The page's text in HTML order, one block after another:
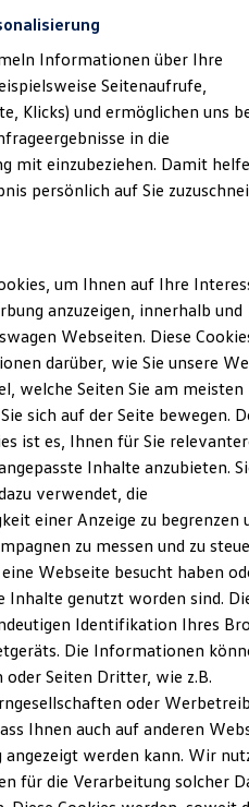
bei Volkswagen
ID. Modelle
Winter
6
und Updates
Ihrem ID.
Informationen über Ihre
Seitenaufrufe,
Klicks) und ermöglichen uns
in die
mit einzubeziehen. Damit
persönlich auf Sie
um Ihnen auf Ihre
anzuzeigen, innerhalb und
Webseiten. Diese
darüber, wie Sie unsere
welche Seiten Sie am meisten
sich auf der Seite bewegen.
ist es, Ihnen für Sie
Inhalte anzubieten.
verwendet, die
einer Anzeige zu begrenzen
zu messen und zu
Webseite besucht haben
Inhalte genutzt worden sind.
Identifikation Ihres
Die Informationen
Seiten Dritter, wie z.B.
oder
Ihnen auch auf anderen
werden kann. Wir
für die Verarbeitung solcher